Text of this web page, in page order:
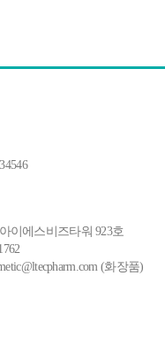
이에스비즈타워 923호
(화장품)